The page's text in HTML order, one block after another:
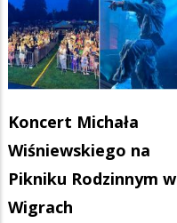
Koncert Michała
Wiśniewskiego na
Pikniku Rodzinnym w
Wigrach